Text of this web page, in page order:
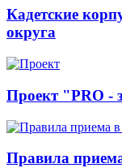
Кадетские
округа
Проект "PRO -
Правила